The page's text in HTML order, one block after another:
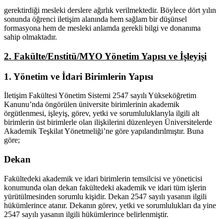
gerektirdiği mesleki derslere ağırlık verilmektedir. Böylece dört yılın
sonunda öğrenci iletişim alanında hem sağlam bir düşünsel
formasyona hem de mesleki anlamda gerekli bilgi ve donanıma
sahip olmaktadır.
2. Fakülte/Enstitü/MYO Yönetim Yapısı ve İşleyişi
1. Yönetim ve İdari Birimlerin Yapısı
İletişim Fakültesi Yönetim Sistemi 2547 sayılı Yükseköğretim
Kanunu’nda öngörülen üniversite birimlerinin akademik
örgütlenmesi, işleyiş, görev, yetki ve sorumluluklarıyla ilgili alt
birimlerin üst birimlerle olan ilişkilerini düzenleyen Üniversitelerde
Akademik Teşkilat Yönetmeliği’ne göre yapılandırılmıştır. Buna
göre;
Dekan
Fakültedeki akademik ve idari birimlerin temsilcisi ve yöneticisi
konumunda olan dekan fakültedeki akademik ve idari tüm işlerin
yürütülmesinden sorumlu kişidir. Dekan 2547 sayılı yasanın ilgili
hükümlerince atanır. Dekanın görev, yetki ve sorumlulukları da yine
2547 sayılı yasanın ilgili hükümlerince belirlenmiştir.